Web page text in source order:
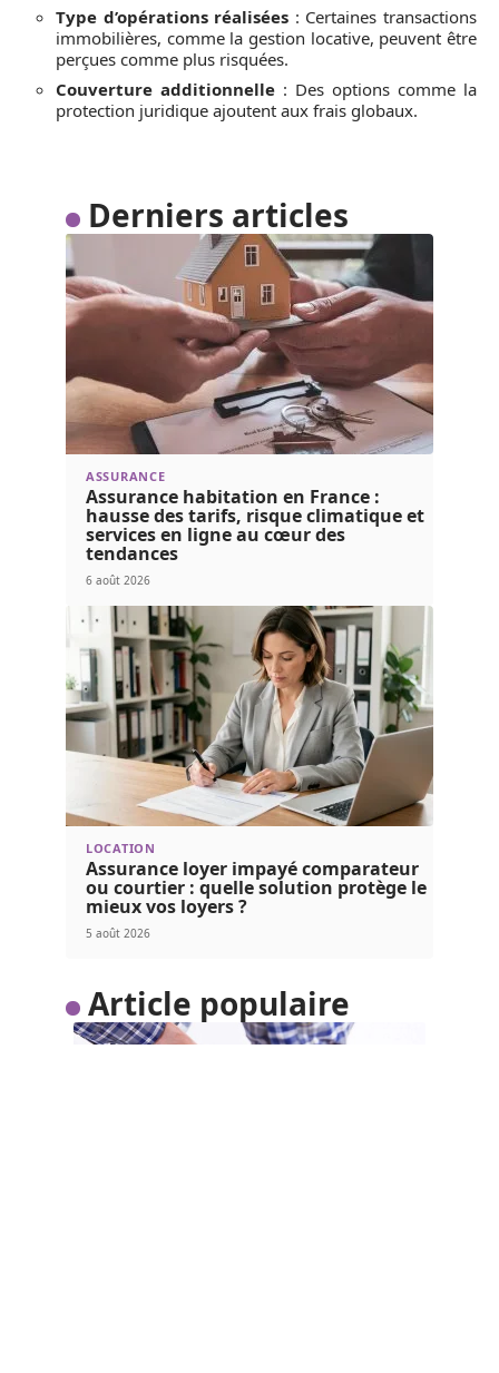
Type d’opérations réalisées : Certaines transactions
immobilières, comme la gestion locative, peuvent être
perçues comme plus risquées.
Couverture additionnelle : Des options comme la
protection juridique ajoutent aux frais globaux.
Derniers articles
ASSURANCE
Assurance habitation en France :
hausse des tarifs, risque climatique et
services en ligne au cœur des
tendances
6 août 2026
LOCATION
Assurance loyer impayé comparateur
ou courtier : quelle solution protège le
mieux vos loyers ?
5 août 2026
Article populaire